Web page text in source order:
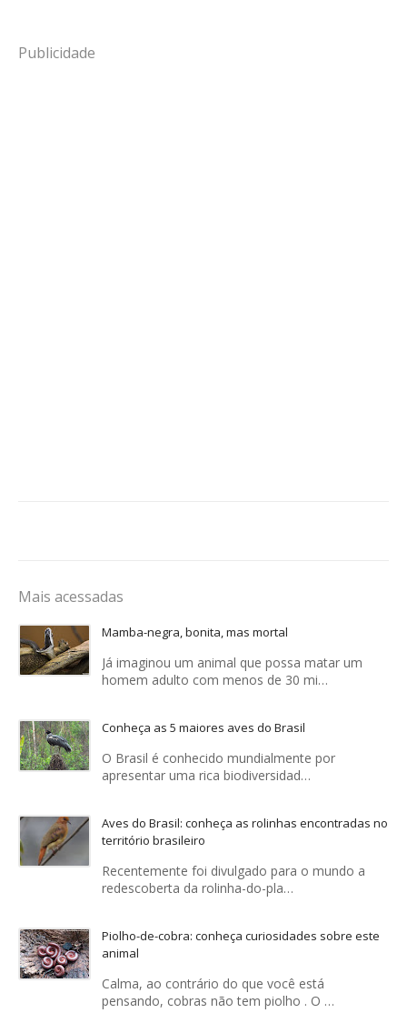
Publicidade
Mais acessadas
Mamba-negra, bonita, mas mortal
Já imaginou um animal que possa matar um
homem adulto com menos de 30 mi…
Conheça as 5 maiores aves do Brasil
O Brasil é conhecido mundialmente por
apresentar uma rica biodiversidad…
Aves do Brasil: conheça as rolinhas encontradas no
território brasileiro
Recentemente foi divulgado para o mundo a
redescoberta da rolinha-do-pla…
Piolho-de-cobra: conheça curiosidades sobre este
animal
Calma, ao contrário do que você está
pensando, cobras não tem piolho . O …